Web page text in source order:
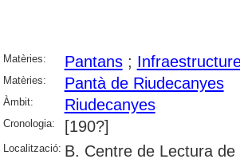
Matèries: Pantans;
Matèries: Pantà de Riudecanyes
Àmbit: Riudecanyes
Cronologia: [190?]
Localització: B. Centre de Lectura de